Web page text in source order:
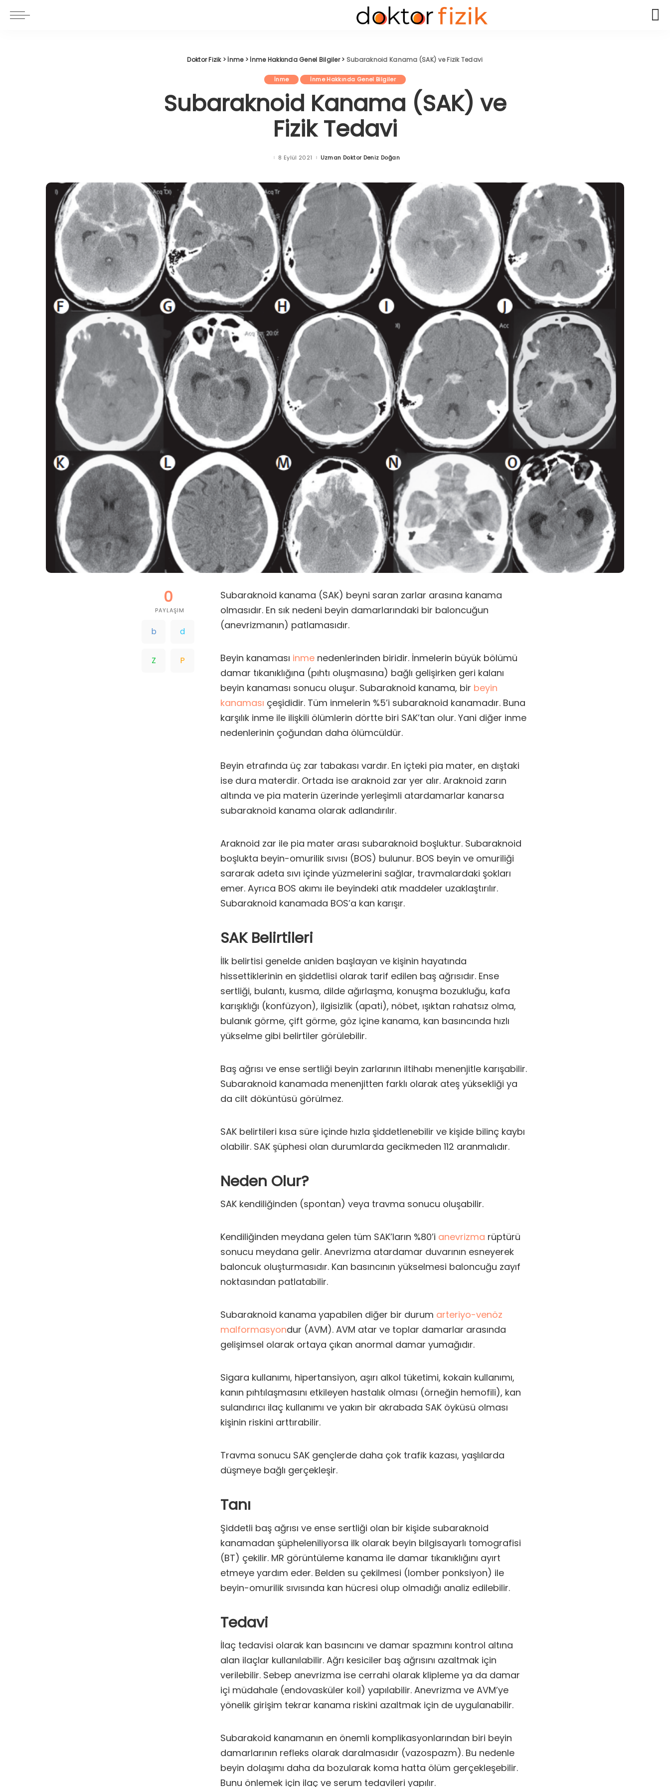
Doktor Fizik> İnme> İnme Hakkında Genel Bilgiler> Subaraknoid Kanama (SAK) ve Fizik Tedavi
İnme İnme Hakkında Genel Bilgiler
Subaraknoid Kanama (SAK) ve
Fizik Tedavi
8 Eylül 2021 Posted
Uzman Doktor Deniz Doğan
0
PAYLAŞIM
Subaraknoid kanama (SAK) beyni saran zarlar arasına kanama
olmasıdır. En sık nedeni beyin damarlarındaki bir baloncuğun
(anevrizmanın) patlamasıdır.
Beyin kanaması inme nedenlerinden biridir. İnmelerin büyük bölümü
damar tıkanıklığına (pıhtı oluşmasına) bağlı gelişirken geri kalanı
beyin kanaması sonucu oluşur. Subaraknoid kanama, bir beyin
kanaması çeşididir. Tüm inmelerin %5’i subaraknoid kanamadır. Buna
karşılık inme ile ilişkili ölümlerin dörtte biri SAK’tan olur. Yani diğer inme
nedenlerinin çoğundan daha ölümcüldür.
Beyin etrafında üç zar tabakası vardır. En içteki pia mater, en dıştaki
ise dura materdir. Ortada ise araknoid zar yer alır. Araknoid zarın
altında ve pia materin üzerinde yerleşimli atardamarlar kanarsa
subaraknoid kanama olarak adlandırılır.
Araknoid zar ile pia mater arası subaraknoid boşluktur. Subaraknoid
boşlukta beyin-omurilik sıvısı (BOS) bulunur. BOS beyin ve omuriliği
sararak adeta sıvı içinde yüzmelerini sağlar, travmalardaki şokları
emer. Ayrıca BOS akımı ile beyindeki atık maddeler uzaklaştırılır.
Subaraknoid kanamada BOS’a kan karışır.
SAK Belirtileri
İlk belirtisi genelde aniden başlayan ve kişinin hayatında
hissettiklerinin en şiddetlisi olarak tarif edilen baş ağrısıdır. Ense
sertliği, bulantı, kusma, dilde ağırlaşma, konuşma bozukluğu, kafa
karışıklığı (konfüzyon), ilgisizlik (apati), nöbet, ışıktan rahatsız olma,
bulanık görme, çift görme, göz içine kanama, kan basıncında hızlı
yükselme gibi belirtiler görülebilir.
Baş ağrısı ve ense sertliği beyin zarlarının iltihabı menenjitle karışabilir.
Subaraknoid kanamada menenjitten farklı olarak ateş yüksekliği ya
da cilt döküntüsü görülmez.
SAK belirtileri kısa süre içinde hızla şiddetlenebilir ve kişide bilinç kaybı
olabilir. SAK şüphesi olan durumlarda gecikmeden 112 aranmalıdır.
Neden Olur?
SAK kendiliğinden (spontan) veya travma sonucu oluşabilir.
Kendiliğinden meydana gelen tüm SAK’ların %80’i anevrizma rüptürü
sonucu meydana gelir. Anevrizma atardamar duvarının esneyerek
baloncuk oluşturmasıdır. Kan basıncının yükselmesi baloncuğu zayıf
noktasından patlatabilir.
Subaraknoid kanama yapabilen diğer bir durum arteriyo-venöz
malformasyondur (AVM). AVM atar ve toplar damarlar arasında
gelişimsel olarak ortaya çıkan anormal damar yumağıdır.
Sigara kullanımı, hipertansiyon, aşırı alkol tüketimi, kokain kullanımı,
kanın pıhtılaşmasını etkileyen hastalık olması (örneğin hemofili), kan
sulandırıcı ilaç kullanımı ve yakın bir akrabada SAK öyküsü olması
kişinin riskini arttırabilir.
Travma sonucu SAK gençlerde daha çok trafik kazası, yaşlılarda
düşmeye bağlı gerçekleşir.
Tanı
Şiddetli baş ağrısı ve ense sertliği olan bir kişide subaraknoid
kanamadan şüpheleniliyorsa ilk olarak beyin bilgisayarlı tomografisi
(BT) çekilir. MR görüntüleme kanama ile damar tıkanıklığını ayırt
etmeye yardım eder. Belden su çekilmesi (lomber ponksiyon) ile
beyin-omurilik sıvısında kan hücresi olup olmadığı analiz edilebilir.
Tedavi
İlaç tedavisi olarak kan basıncını ve damar spazmını kontrol altına
alan ilaçlar kullanılabilir. Ağrı kesiciler baş ağrısını azaltmak için
verilebilir. Sebep anevrizma ise cerrahi olarak klipleme ya da damar
içi müdahale (endovasküler koil) yapılabilir. Anevrizma ve AVM’ye
yönelik girişim tekrar kanama riskini azaltmak için de uygulanabilir.
Subarakoid kanamanın en önemli komplikasyonlarından biri beyin
damarlarının refleks olarak daralmasıdır (vazospazm). Bu nedenle
beyin dolaşımı daha da bozularak koma hatta ölüm gerçekleşebilir.
Bunu önlemek için ilaç ve serum tedavileri yapılır.